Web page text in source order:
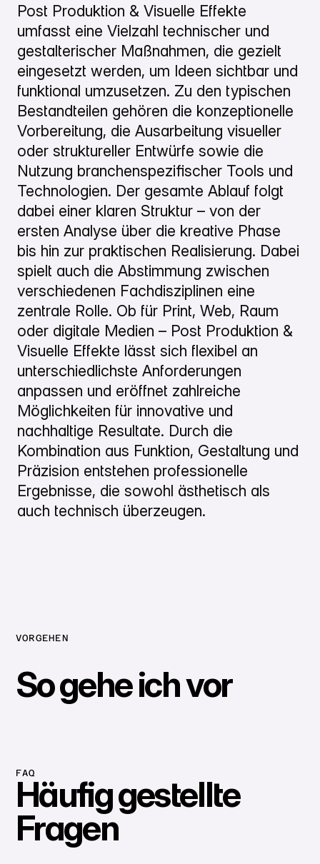
Post Produktion & Visuelle Effekte
umfasst eine Vielzahl technischer und
gestalterischer Maßnahmen, die gezielt
eingesetzt werden, um Ideen sichtbar und
funktional umzusetzen. Zu den typischen
Bestandteilen gehören die konzeptionelle
Vorbereitung, die Ausarbeitung visueller
oder struktureller Entwürfe sowie die
Nutzung branchenspezifischer Tools und
Technologien. Der gesamte Ablauf folgt
dabei einer klaren Struktur – von der
ersten Analyse über die kreative Phase
bis hin zur praktischen Realisierung. Dabei
spielt auch die Abstimmung zwischen
verschiedenen Fachdisziplinen eine
zentrale Rolle. Ob für Print, Web, Raum
oder digitale Medien – Post Produktion &
Visuelle Effekte lässt sich flexibel an
unterschiedlichste Anforderungen
anpassen und eröffnet zahlreiche
Möglichkeiten für innovative und
nachhaltige Resultate. Durch die
Kombination aus Funktion, Gestaltung und
Präzision entstehen professionelle
Ergebnisse, die sowohl ästhetisch als
auch technisch überzeugen.
VORGEHEN
So gehe ich vor
FAQ
Häufig gestellte
Fragen